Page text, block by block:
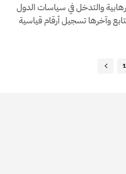
والتدخل في سياسات الدول
تتابع وآخرها تسجيل أرقام قياسية